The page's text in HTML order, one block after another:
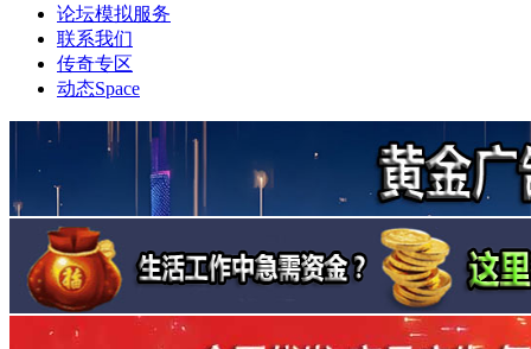
论坛模拟服务
联系我们
传奇专区
动态Space